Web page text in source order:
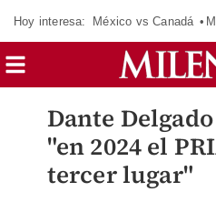
Hoy interesa: México vs Canadá
Dante
"en 2024 el
tercer lugar"